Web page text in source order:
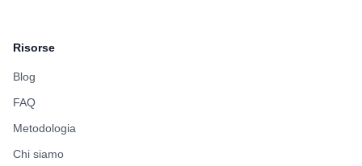
Risorse
Blog
FAQ
Metodologia
Chi siamo